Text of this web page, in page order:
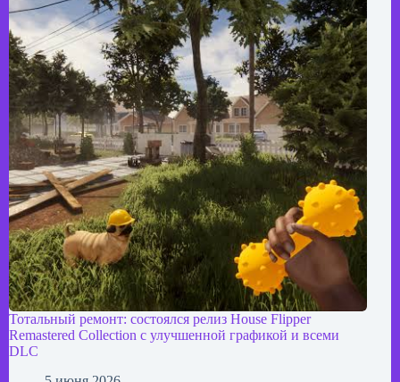
Тотальный ремонт: состоялся релиз House Flipper
Remastered Collection с улучшенной графикой и всеми
DLC